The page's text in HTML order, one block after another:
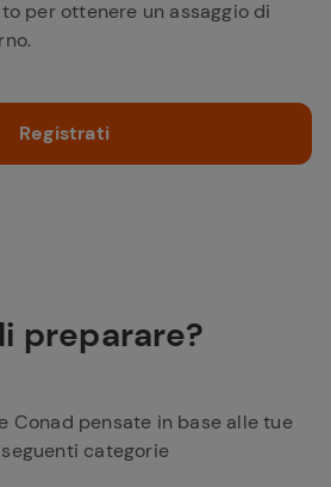
per ottenere un assaggio di
Registrati
preparare?
Conad pensate in base alle tue
categorie